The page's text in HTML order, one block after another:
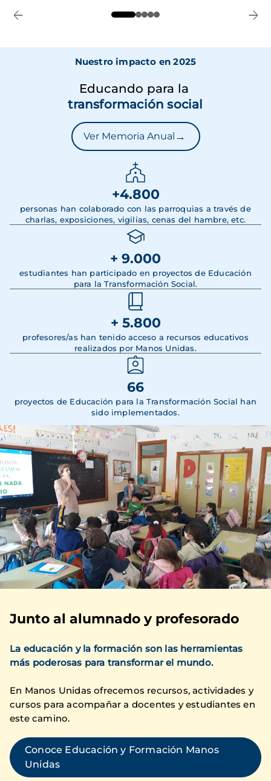
Nuestro impacto en 2025
Educando para la
transformación social
Ver Memoria Anual →
+4.800
personas han colaborado con las parroquias a través de
charlas, exposiciones, vigilias, cenas del hambre, etc.
+ 9.000
estudiantes han participado en proyectos de Educación
para la Transformación Social.
+ 5.800
profesores/as han tenido acceso a recursos educativos
realizados por Manos Unidas.
66
proyectos de Educación para la Transformación Social han
sido implementados.
Junto al alumnado y profesorado
La educación y la formación son las herramientas
más poderosas para transformar el mundo.
En Manos Unidas ofrecemos recursos, actividades y
cursos para acompañar a docentes y estudiantes en
este camino.
Conoce Educación y Formación Manos
Unidas